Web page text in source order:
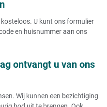
kosteloos. U kunt ons formulier
en huisnummer aan ons
ontvangt u van ons
Wij kunnen een bezichtiging